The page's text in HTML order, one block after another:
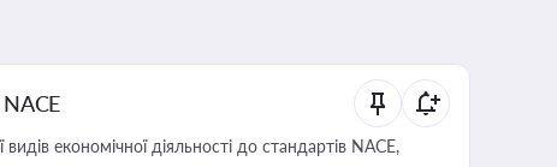
економічної діяльності до стандартів NACE,